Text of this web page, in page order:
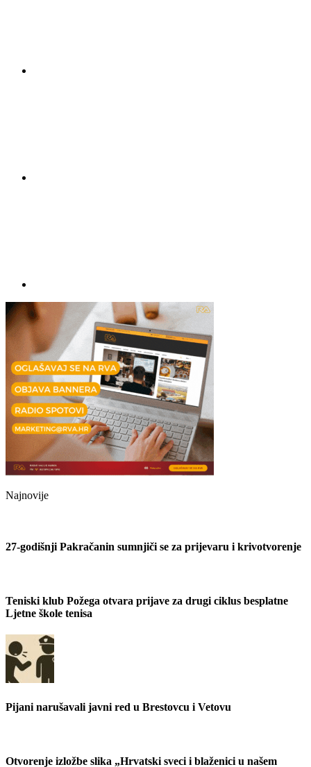
Najnovije
27-godišnji Pakračanin sumnjiči se za prijevaru i krivotvorenje
Teniski klub Požega otvara prijave za drugi ciklus besplatne
Ljetne škole tenisa
Pijani narušavali javni red u Brestovcu i Vetovu
Otvorenje izložbe slika „Hrvatski sveci i blaženici u našem